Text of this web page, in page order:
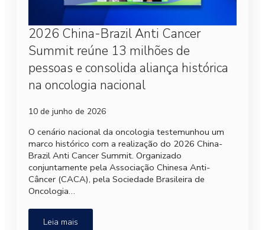
2026 China-Brazil Anti Cancer
Summit reúne 13 milhões de
pessoas e consolida aliança histórica
na oncologia nacional
10 de junho de 2026
O cenário nacional da oncologia testemunhou um
marco histórico com a realização do 2026 China-
Brazil Anti Cancer Summit. Organizado
conjuntamente pela Associação Chinesa Anti-
Câncer (CACA), pela Sociedade Brasileira de
Oncologia…
Leia mais